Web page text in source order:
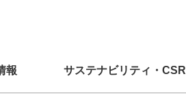
報 サステナビリティ・CSR